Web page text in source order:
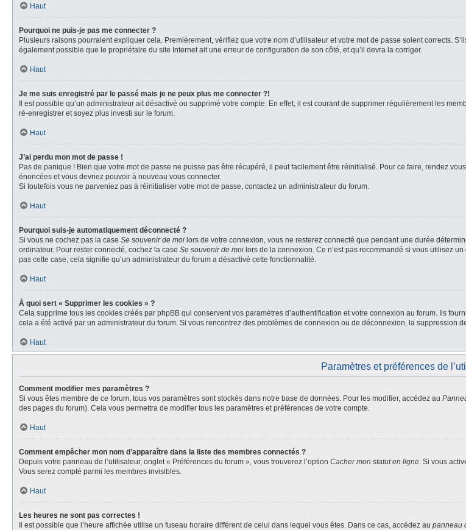
Haut
Pourquoi ne puis-je pas me connecter ?
Plusieurs raisons pourraient expliquer cela. Premièrement, vérifiez que votre nom d’utilisateur et votre mot de passe soient corrects.
également possible que le propriétaire du site Internet ait une erreur de configuration de son côté, et qu’il devra la corriger.
Haut
Je me suis enregistré par le passé mais je ne peux plus me connecter ?!
Il est possible qu’un administrateur ait désactivé ou supprimé votre compte. En effet, il est courant de supprimer régulièrement les
ré-enregistrer et soyez plus investi sur le forum.
Haut
J’ai perdu mon mot de passe !
Pas de panique ! Bien que votre mot de passe ne puisse pas être récupéré, il peut facilement être réinitialisé. Pour ce faire, rendez
énoncées et vous devriez pouvoir à nouveau vous connecter.
Si toutefois vous ne parveniez pas à réinitialiser votre mot de passe, contactez un administrateur du forum.
Haut
Pourquoi suis-je automatiquement déconnecté ?
Si vous ne cochez pas la case Se souvenir de moi lors de votre connexion, vous ne resterez connecté que pendant une durée
ordinateur. Pour rester connecté, cochez la case Se souvenir de moi lors de la connexion. Ce n’est pas recommandé si vous utilisez
pas cette case, cela signifie qu’un administrateur du forum a désactivé cette fonctionnalité.
Haut
À quoi sert « Supprimer les cookies » ?
Cela supprime tous les cookies créés par phpBB qui conservent vos paramètres d’authentification et votre connexion au forum. Ils
cela a été activé par un administrateur du forum. Si vous rencontrez des problèmes de connexion ou de déconnexion, la suppression
Haut
Paramètres et préférences de
Comment modifier mes paramètres ?
Si vous êtes membre de ce forum, tous vos paramètres sont stockés dans notre base de données. Pour les modifier, accédez au
des pages du forum). Cela vous permettra de modifier tous les paramètres et préférences de votre compte.
Haut
Comment empêcher mon nom d’apparaître dans la liste des membres connectés ?
Depuis votre panneau de l’utilisateur, onglet « Préférences du forum », vous trouverez l’option Cacher mon statut en ligne. Si vous
Vous serez compté parmi les membres invisibles.
Haut
Les heures ne sont pas correctes !
Il est possible que l’heure affichée utilise un fuseau horaire différent de celui dans lequel vous êtes. Dans ce cas, accédez au panneau